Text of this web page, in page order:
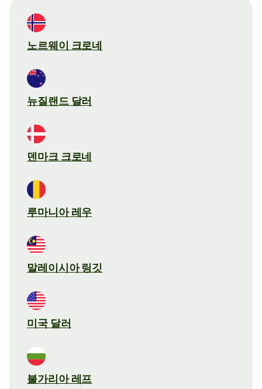
노르웨이 크로네
뉴질랜드 달러
덴마크 크로네
루마니아 레우
말레이시아 링깃
미국 달러
불가리아 레프